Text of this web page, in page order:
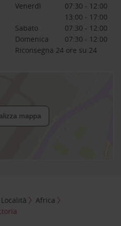
Venerdì
07:30 - 12:00
13:00 - 17:00
Sabato
07:30 - 12:00
Domenica
07:30 - 12:00
Riconsegna 24 ore su 24
mappa
Località
Africa